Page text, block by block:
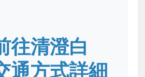
往清澄白
通方式詳細